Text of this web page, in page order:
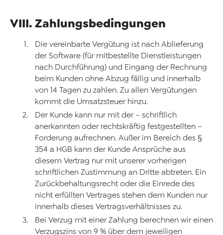
VIII. Zahlungsbedingungen
Die vereinbarte Vergütung ist nach Ablieferung
der Software (für mitbestellte Dienstleistungen
nach Durchführung) und Eingang der Rechnung
beim Kunden ohne Abzug fällig und innerhalb
von 14 Tagen zu zahlen. Zu allen Vergütungen
kommt die Umsatzsteuer hinzu.
Der Kunde kann nur mit der – schriftlich
anerkannten oder rechtskräftig festgestellten –
Forderung aufrechnen. Außer im Bereich des §
354 a HGB kann der Kunde Ansprüche aus
diesem Vertrag nur mit unserer vorherigen
schriftlichen Zustimmung an Dritte abtreten. Ein
Zurückbehaltungsrecht oder die Einrede des
nicht erfüllten Vertrages stehen dem Kunden nur
innerhalb dieses Vertragsverhältnisses zu.
Bei Verzug mit einer Zahlung berechnen wir einen
Verzugszins von 9 % über dem jeweiligen